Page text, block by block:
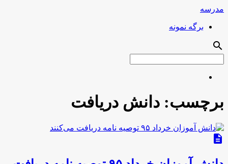
مدرسه
برگه نمونه
search
برچسب: دانش دریافت
description